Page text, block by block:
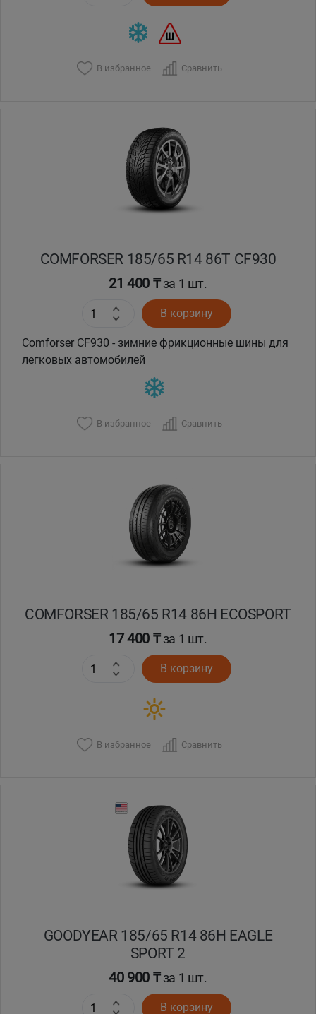
В избранное Сравнить
COMFORSER 185/65 R14 86T CF930
21 400 ₸за 1 шт.
В корзину
Comforser CF930 - зимние фрикционные шины для
легковых автомобилей
В избранное Сравнить
COMFORSER 185/65 R14 86H ECOSPORT
17 400 ₸за 1 шт.
В корзину
В избранное Сравнить
GOODYEAR 185/65 R14 86H EAGLE
SPORT 2
40 900 ₸за 1 шт.
В корзину